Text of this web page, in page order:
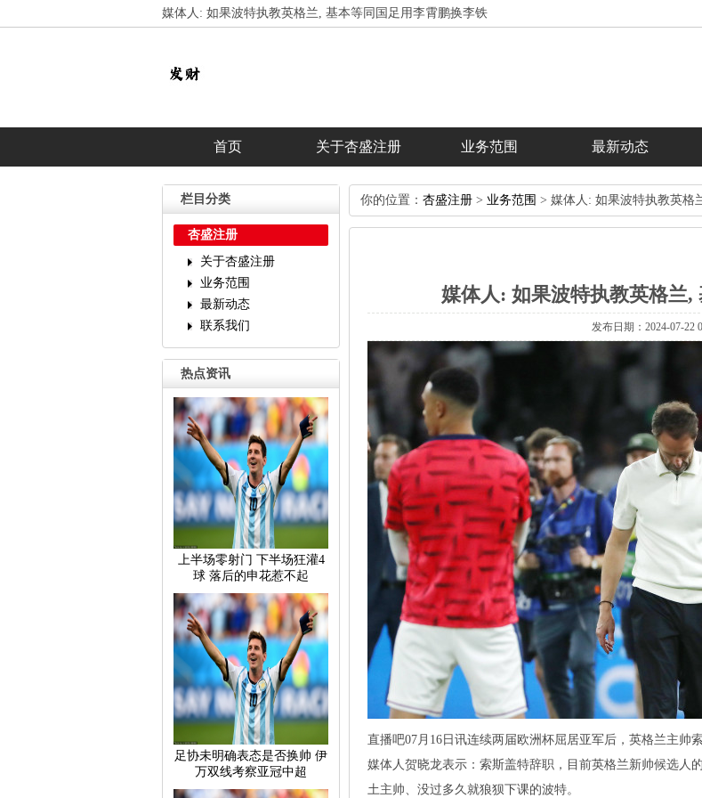
媒体人:如果波特执教英格兰,基本等同国足用李霄鹏换李铁
首页 关于杏盛注册 业务范围 最新动态
栏目分类
杏盛注册
关于杏盛注册
业务范围
最新动态
联系我们
热点资讯
上半场零射门下半场狂灌4
球落后的申花惹不起
足协未明确表态是否换帅伊
万双线考察亚冠中超
你的位置： 杏盛注册 > 业务范围 >媒体人:如果波特执教英格
媒体人:如果波特执教英格兰
发布日期：2024-07-
直播吧07月16日讯连续两届欧洲杯屈居亚军后，英格兰主帅
媒体人贺晓龙表示：索斯盖特辞职，目前英格兰新帅候选人
土主帅、没过多久就狼狈下课的波特。